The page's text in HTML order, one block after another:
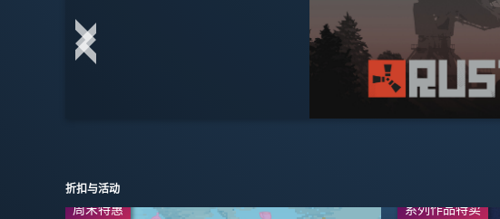
折扣与活动
周末特惠 系列作品特卖
周末特惠 周末特惠
发行商特卖 今日特惠